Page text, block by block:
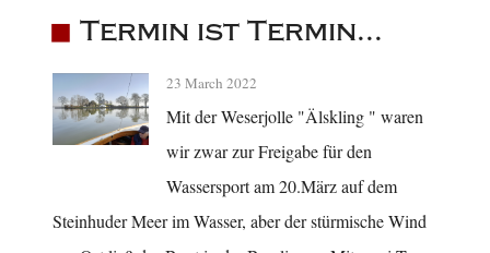
Termin ist Termin...
23 March 2022
Mit der Weserjolle "Älskling " waren
wir zwar zur Freigabe für den
Wassersport am 20.März auf dem
Steinhuder Meer im Wasser, aber der stürmische Wind